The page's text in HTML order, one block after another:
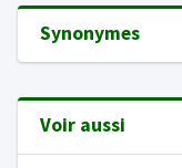
Synonymes
Voir aussi